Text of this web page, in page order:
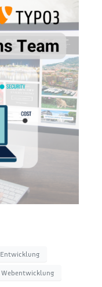
Entwicklung
Webentwicklung